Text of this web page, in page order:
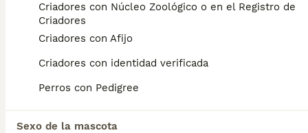
Criadores con Núcleo Zoológico o en el Registro de
Criadores
Criadores con Afijo
Criadores con identidad verificada
Perros con Pedigree
Sexo de la mascota
¿Cuánto cuesta un cachorro
de Pomsky?
El coste medio de un cachorro de Pomsky
aunque los precios pueden variar según